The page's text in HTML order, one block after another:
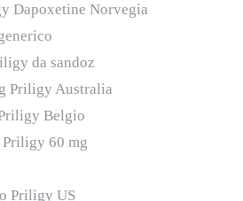
Dapoxetine Norvegia
da sandoz
Priligy Australia
Belgio
60 mg
Priligy US